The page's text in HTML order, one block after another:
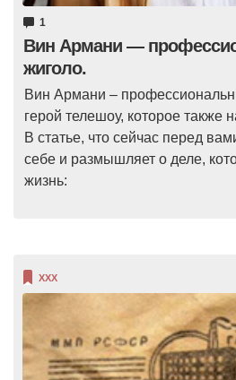
1
Вин Армани —
жиголо.
Вин Армани –
герой телешоу, которое также
В статье, что сейчас перед
себе и размышляет о деле,
жизнь:
XXX